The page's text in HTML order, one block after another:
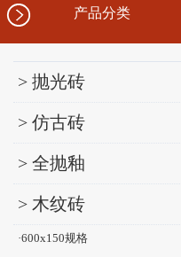
产品分类
> 抛光砖
> 仿古砖
> 全抛釉
> 木纹砖
·600x150规格